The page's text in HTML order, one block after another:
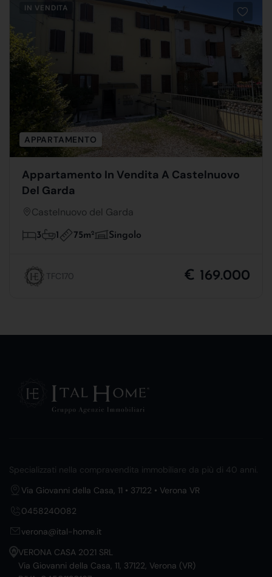
IN VENDITA
APPARTAMENTO
Appartamento In Vendita A Castelnuovo
Del Garda
Castelnuovo del Garda
3 1 75m2 Singolo
TFC170 € 169.000
Specializzati nella compravendita immobiliare da più di 40 anni.
Via Giovanni della Casa, 11 • 37122 • Verona VR
0458240082
verona@ital-home.it
VERONA CASA 2021 SRL
Via Giovanni della Casa, 11, 37122, Verona (VR)